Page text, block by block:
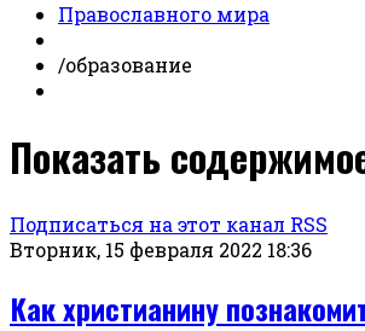
Православного мира
/образование
Показать
Подписаться на этот канал RSS
Вторник, 15 февраля 2022 18:36
Как христианину